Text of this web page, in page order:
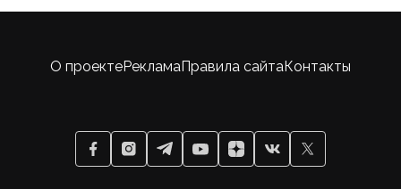
О проектеРекламаПравила сайтаКонтакты